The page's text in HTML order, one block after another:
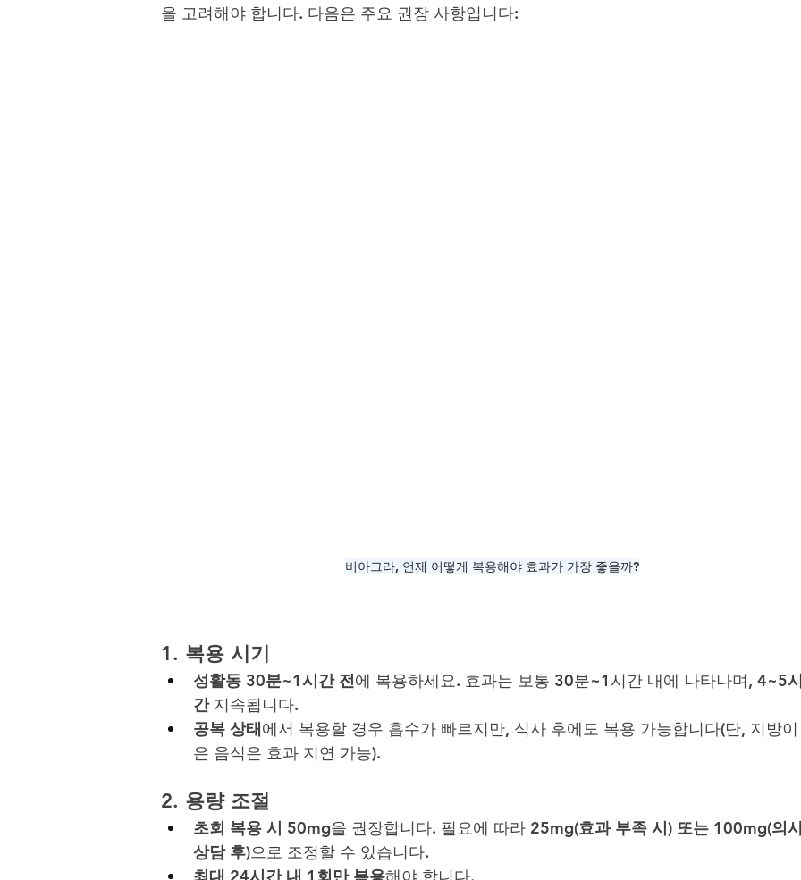
을 고려해야 합니다. 다음은 주요 권장 사항입니다:
비아그라, 언제 어떻게 복용해야 효과가 가장 좋을까?
1. 복용 시기
성활동 30분~1시간 전에 복용하세요. 효과는 보통 30분~1시간 내에 나타나며, 4~5
간 지속됩니다.
공복 상태에서 복용할 경우 흡수가 빠르지만, 식사 후에도 복용 가능합니다(단, 지방
은 음식은 효과 지연 가능).
2. 용량 조절
초회 복용 시 50mg을 권장합니다. 필요에 따라 25mg(효과 부족 시) 또는 100mg(의
상담 후)으로 조정할 수 있습니다.